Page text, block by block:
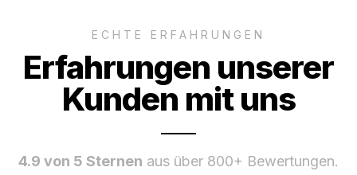
ECHTE ERFAHRUNGEN
Erfahrungen unserer
Kunden mit uns
4.9 von 5 Sternen aus über 800+ Bewertungen.